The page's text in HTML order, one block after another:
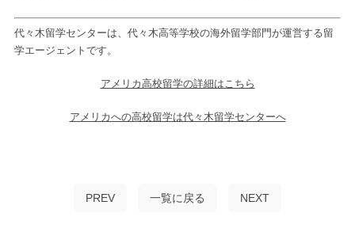
代々木留学センターは、代々木高等学校の海外留学部門が運営する留
学エージェントです。
アメリカ高校留学の詳細はこちら
アメリカへの高校留学は代々木留学センターへ
PREV 一覧に戻る NEXT